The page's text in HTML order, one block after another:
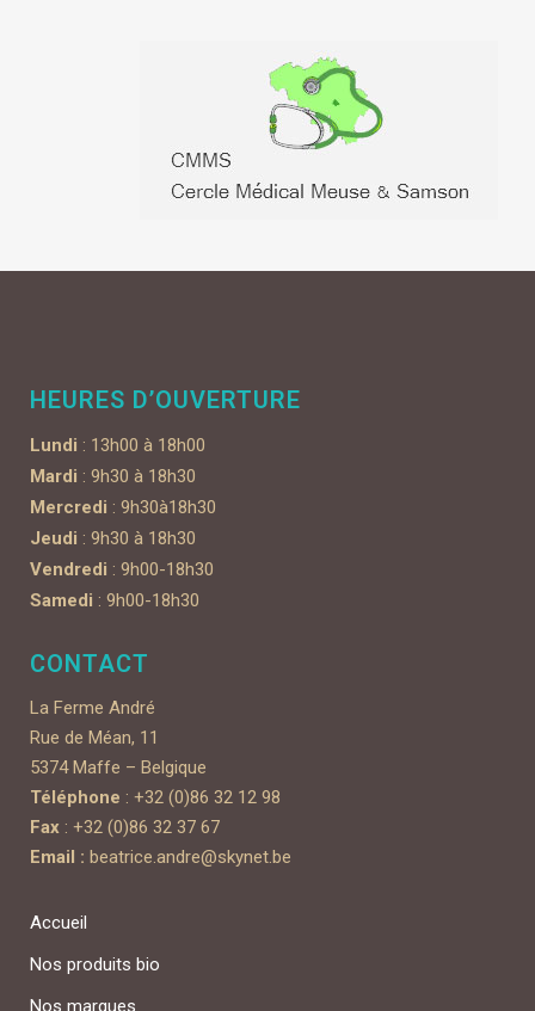
HEURES D’OUVERTURE
Lundi : 13h00 à 18h00
Mardi : 9h30 à 18h30
Mercredi : 9h30à18h30
Jeudi : 9h30 à 18h30
Vendredi : 9h00-18h30
Samedi : 9h00-18h30
CONTACT
La Ferme André
Rue de Méan, 11
5374 Maffe – Belgique
Téléphone : +32 (0)86 32 12 98
Fax : +32 (0)86 32 37 67
Email : beatrice.andre@skynet.be
Accueil
Nos produits bio